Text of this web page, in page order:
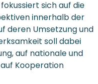
sich auf die
innerhalb der
deren Umsetzung und
soll dabei
auf nationale und
Kooperation